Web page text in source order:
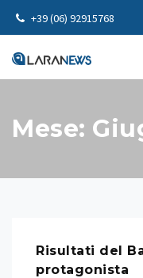
+39 (06) 92915768
Mese:
Risultati del
protagonista